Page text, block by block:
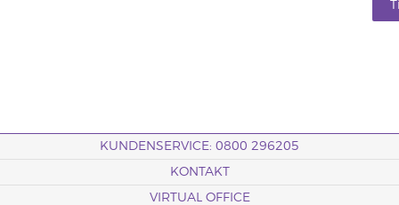
KUNDENSERVICE: 0800 296205
KONTAKT
VIRTUAL OFFICE